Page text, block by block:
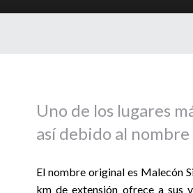
Uno de los lugares
así debido al
El nombre original es Malecón
km de extensión ofrece a sus